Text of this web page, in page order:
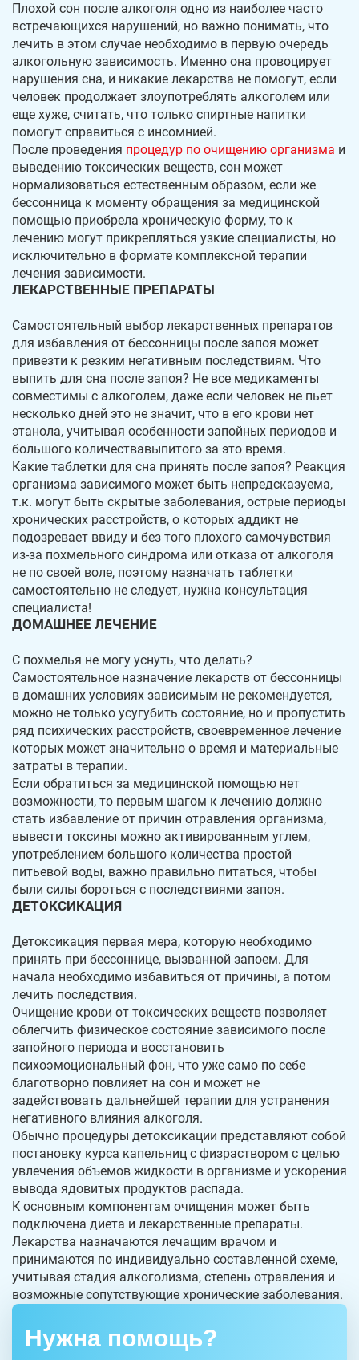
Плохой сон после алкоголя одно из наиболее часто
встречающихся нарушений, но важно понимать, что
лечить в этом случае необходимо в первую очередь
алкогольную зависимость. Именно она провоцирует
нарушения сна, и никакие лекарства не помогут, если
человек продолжает злоупотреблять алкоголем или
еще хуже, считать, что только спиртные напитки
помогут справиться с инсомнией.
После проведения процедур по очищению организма и
выведению токсических веществ, сон может
нормализоваться естественным образом, если же
бессонница к моменту обращения за медицинской
помощью приобрела хроническую форму, то к
лечению могут прикрепляться узкие специалисты, но
исключительно в формате комплексной терапии
лечения зависимости.
ЛЕКАРСТВЕННЫЕ ПРЕПАРАТЫ
Самостоятельный выбор лекарственных препаратов
для избавления от бессонницы после запоя может
привезти к резким негативным последствиям. Что
выпить для сна после запоя? Не все медикаменты
совместимы с алкоголем, даже если человек не пьет
несколько дней это не значит, что в его крови нет
этанола, учитывая особенности запойных периодов и
большого количествавыпитого за это время.
Какие таблетки для сна принять после запоя? Реакция
организма зависимого может быть непредсказуема,
т.к. могут быть скрытые заболевания, острые периоды
хронических расстройств, о которых аддикт не
подозревает ввиду и без того плохого самочувствия
из-за похмельного синдрома или отказа от алкоголя
не по своей воле, поэтому назначать таблетки
самостоятельно не следует, нужна консультация
специалиста!
ДОМАШНЕЕ ЛЕЧЕНИЕ
С похмелья не могу уснуть, что делать?
Самостоятельное назначение лекарств от бессонницы
в домашних условиях зависимым не рекомендуется,
можно не только усугубить состояние, но и пропустить
ряд психических расстройств, своевременное лечение
которых может значительно о время и материальные
затраты в терапии.
Если обратиться за медицинской помощью нет
возможности, то первым шагом к лечению должно
стать избавление от причин отравления организма,
вывести токсины можно активированным углем,
употреблением большого количества простой
питьевой воды, важно правильно питаться, чтобы
были силы бороться с последствиями запоя.
ДЕТОКСИКАЦИЯ
Детоксикация первая мера, которую необходимо
принять при бессоннице, вызванной запоем. Для
начала необходимо избавиться от причины, а потом
лечить последствия.
Очищение крови от токсических веществ позволяет
облегчить физическое состояние зависимого после
запойного периода и восстановить
психоэмоциональный фон, что уже само по себе
благотворно повлияет на сон и может не
задействовать дальнейшей терапии для устранения
негативного влияния алкоголя.
Обычно процедуры детоксикации представляют собой
постановку курса капельниц с физраствором с целью
увлечения объемов жидкости в организме и ускорения
вывода ядовитых продуктов распада.
К основным компонентам очищения может быть
подключена диета и лекарственные препараты.
Лекарства назначаются лечащим врачом и
принимаются по индивидуально составленной схеме,
учитывая стадия алкоголизма, степень отравления и
возможные сопутствующие хронические заболевания.
Нужна помощь?